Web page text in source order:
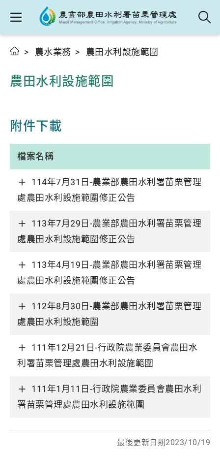
農水業務 農田水利設施範圍
農田水利設施範圍
附件下載
檔案名稱
114年7月31日-農業部農田水利署苗栗管理
處農田水利設施範圍修正公告
113年7月29日-農業部農田水利署苗栗管理
處農田水利設施範圍修正公告
113年4月19日-農業部農田水利署苗栗管理
處農田水利設施範圍修正公告
112年8月30日-農業部農田水利署苗栗管理
處農田水利設施範圍
111年12月21日-行政院農業委員會農田水
利署苗栗管理處農田水利設施範圍
111年1月11日-行政院農業委員會農田水利
署苗栗管理處農田水利設施範圍
最後更新日期2023/10/19